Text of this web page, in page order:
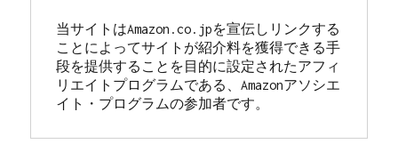
当サイトはAmazon.co.jpを宣伝しリンクする
ことによってサイトが紹介料を獲得できる手
段を提供することを目的に設定されたアフィ
リエイトプログラムである、Amazonアソシエ
イト・プログラムの参加者です。